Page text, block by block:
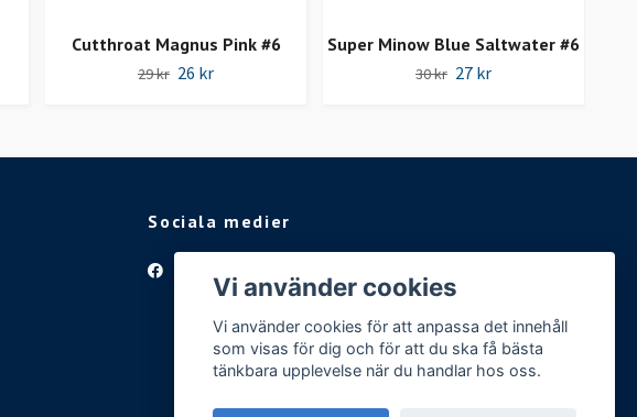
Cutthroat Magnus Pink #6
29 kr 26 kr
Super Minow Blue Saltwater #6
30 kr 27 kr
Sociala medier
Vi använder cookies
Vi använder cookies för att anpassa det innehåll
som visas för dig och för att du ska få bästa
tänkbara upplevelse när du handlar hos oss.